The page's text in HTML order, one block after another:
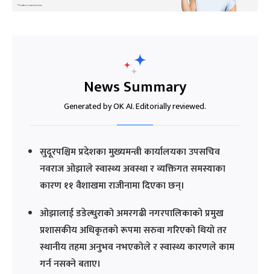
News Summary
Generated by OK AI. Editorially reviewed.
सुदूरपश्चिम प्रदेशका मुख्यमन्त्री कार्यालयका उपसचिव
नवराज ओझाले स्वास्थ्य अवस्था र व्यक्तिगत समस्याका
कारण ११ वैशाखमा राजीनामा दिएका छन्।
ओझालाई डडेल्धुराको अमरगढी नगरपालिकाको प्रमुख
प्रशासकीय अधिकृतको रूपमा सरुवा गरिएको थियो तर
स्थानीय तहमा अनुभव नभएकोले र स्वास्थ्य कारणले काम
गर्न नसक्ने बताए।